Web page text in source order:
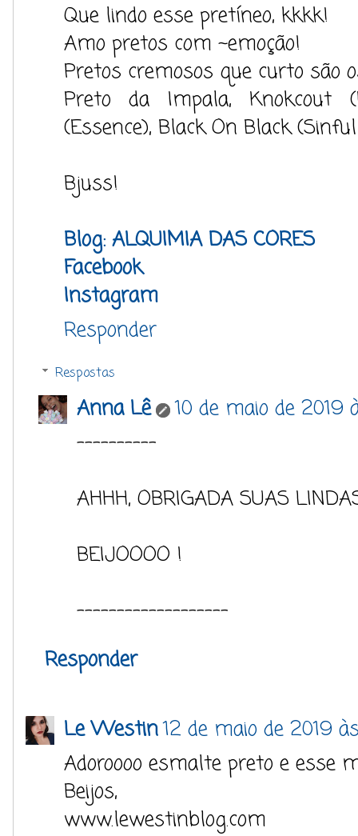
Que lindo esse pretíneo, kkkk!
Amo pretos com ~emoção!
Pretos cremosos que curto são
Preto da Impala, Knokcout
(Essence), Black On Black
Bjuss!
Blog: ALQUIMIA DAS CORES
Facebook
Instagram
Responder
Respostas
Anna Lê
10 de maio de 2019
----------
AHHH, OBRIGADA SUAS
BEIJOOOO !
-------------------
Responder
Le Westin12 de maio de 2019
Adoroooo esmalte preto e esse
Beijos,
www.lewestinblog.com